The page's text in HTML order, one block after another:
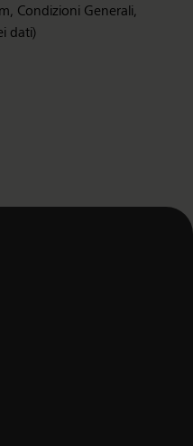
Condizioni Generali,
dati)